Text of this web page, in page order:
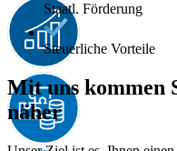
Staatl. Förderung
Steuerliche Vorteile
Mit uns kommen
näher